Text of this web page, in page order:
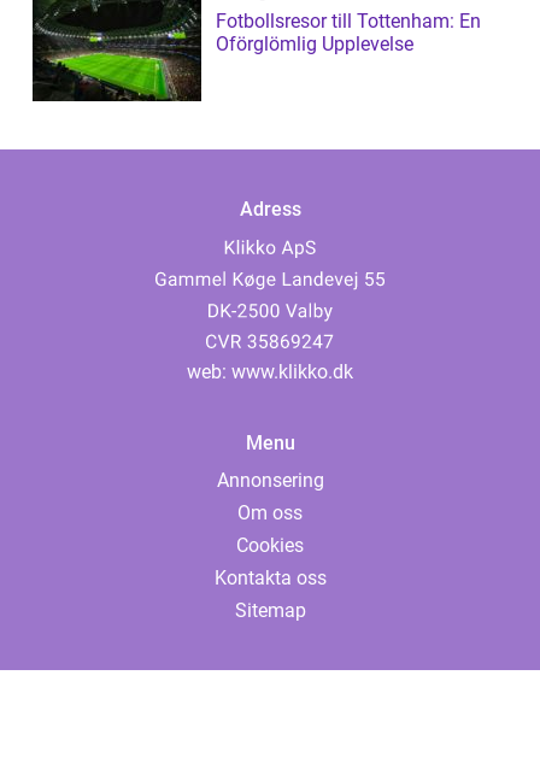
Fotbollsresor till Tottenham: En
Oförglömlig Upplevelse
Adress
web: www.klikko.dk
Menu
Annonsering
Om oss
Cookies
Kontakta oss
Sitemap